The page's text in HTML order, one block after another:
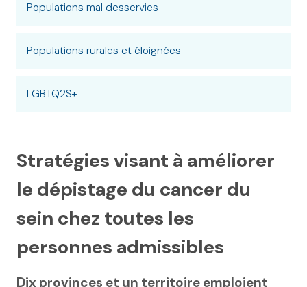
Populations mal desservies
Populations rurales et éloignées
LGBTQ2S+
Stratégies visant à améliorer
le dépistage du cancer du
sein chez toutes les
personnes admissibles
Dix provinces et un territoire emploient